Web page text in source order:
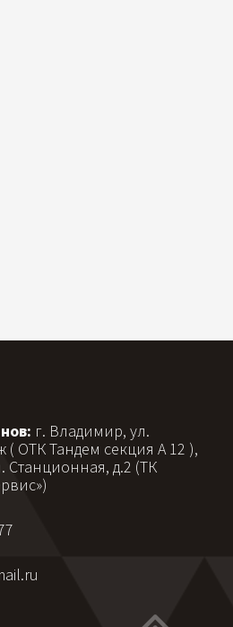
г. Владимир, ул.
( ОТК Тандем секция А 12 ),
Станционная, д.2 (ТК